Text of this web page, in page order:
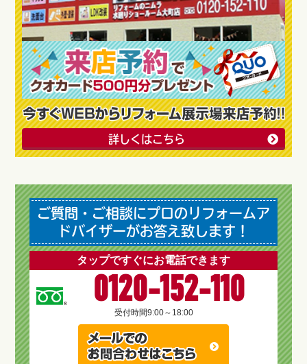
詳しくはこちら
ご質問・ご相談にプロのリフォームア
ドバイザーがお答え致します！
タップですぐにお電話できます
0120-152-110
受付時間9:00～18:00